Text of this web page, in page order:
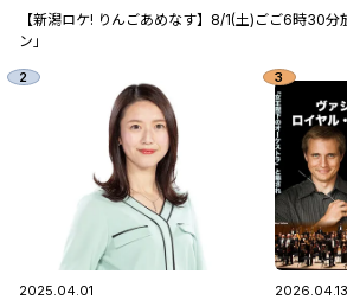
【新潟ロケ! りんごあめなす】8/1(土)ごご6時30
ン」
2025.04.01 2026.04.13